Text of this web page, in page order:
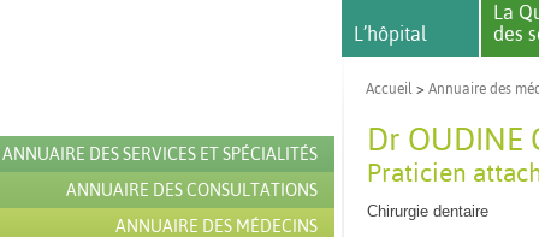
ANNUAIRE DES SERVICES ET SPÉCIALITÉS
ANNUAIRE DES CONSULTATIONS
ANNUAIRE DES MÉDECINS
L’hôpital
La
des
Accueil > Annuaire des
Dr OUDINE
Praticien
Chirurgie dentaire